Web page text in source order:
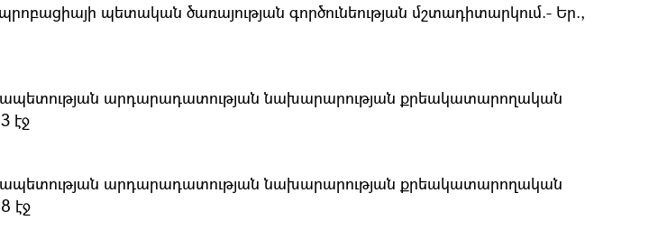
պետական ծառայության գործունեության մշտադիտարկում.- Եր.,
արդարադատության նախարարության քրեակատարողական
էջ
արդարադատության նախարարության քրեակատարողական
էջ